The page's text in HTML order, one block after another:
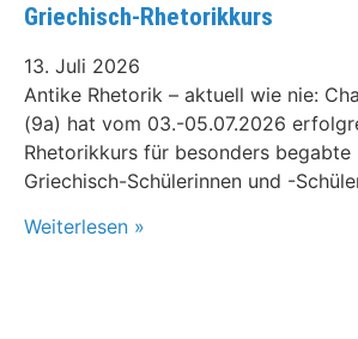
Griechisch-Rhetorikkurs
13. Juli 2026
Antike Rhetorik – aktuell wie nie:
(9a) hat vom 03.-05.07.2026
Rhetorikkurs für besonders
Griechisch-Schülerinnen und -
Weiterlesen »